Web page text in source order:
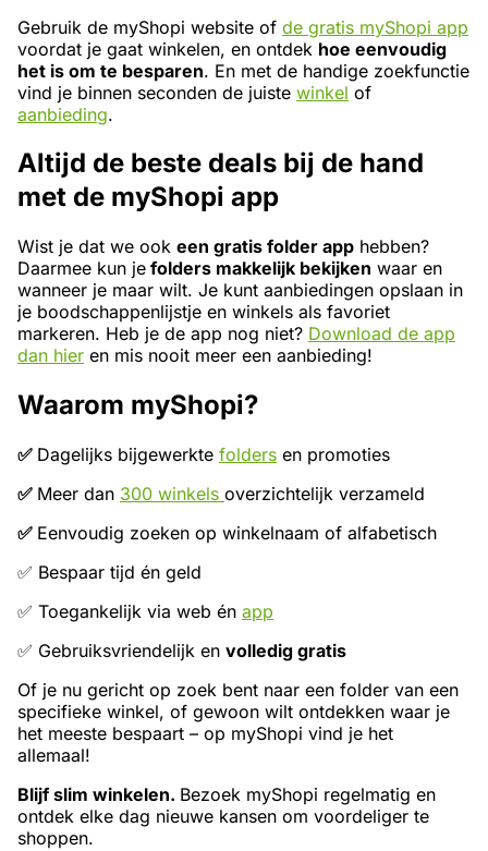
Gebruik de myShopi website of de gratis myShopi app
voordat je gaat winkelen, en ontdek hoe eenvoudig
het is om te besparen. En met de handige zoekfunctie
vind je binnen seconden de juiste winkel of
aanbieding.
Altijd de beste deals bij de hand
met de myShopi app
Wist je dat we ook een gratis folder app hebben?
Daarmee kun je folders makkelijk bekijken waar en
wanneer je maar wilt. Je kunt aanbiedingen opslaan in
je boodschappenlijstje en winkels als favoriet
markeren. Heb je de app nog niet? Download de app
dan hier en mis nooit meer een aanbieding!
Waarom myShopi?
✅ Dagelijks bijgewerkte folders en promoties
✅ Meer dan 300 winkels overzichtelijk verzameld
✅ Eenvoudig zoeken op winkelnaam of alfabetisch
✅ Bespaar tijd én geld
✅ Toegankelijk via web én app
✅ Gebruiksvriendelijk en volledig gratis
Of je nu gericht op zoek bent naar een folder van een
specifieke winkel, of gewoon wilt ontdekken waar je
het meeste bespaart – op myShopi vind je het
allemaal!
Blijf slim winkelen. Bezoek myShopi regelmatig en
ontdek elke dag nieuwe kansen om voordeliger te
shoppen.